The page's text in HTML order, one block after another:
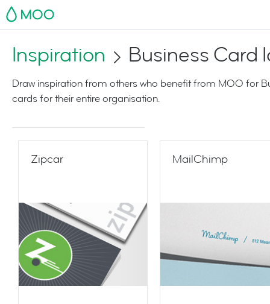
MOO
Inspiration Business Card
Draw inspiration from others who benefit from MOO for
cards for their entire organisation.
Zipcar MailChimp